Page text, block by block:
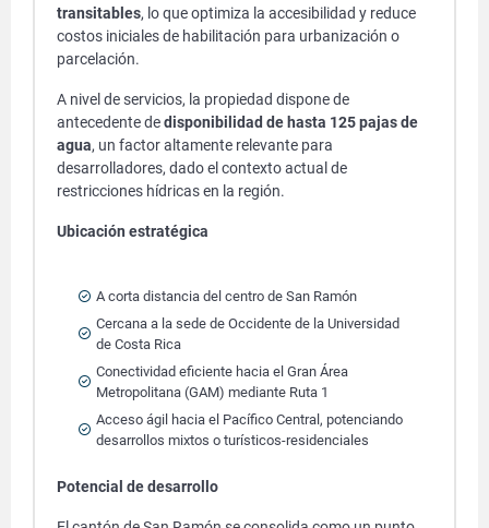
transitables, lo que optimiza la accesibilidad y reduce
costos iniciales de habilitación para urbanización o
parcelación.
A nivel de servicios, la propiedad dispone de
antecedente dedisponibilidad de hasta 125 pajas de
agua, un factor altamente relevante para
desarrolladores, dado el contexto actual de
restricciones hídricas en la región.
Ubicación estratégica
A corta distancia del centro de San Ramón
Cercana a la sede de Occidente de la Universidad
de Costa Rica
Conectividad eficiente hacia el Gran Área
Metropolitana (GAM) mediante Ruta 1
Acceso ágil hacia el Pacífico Central, potenciando
desarrollos mixtos o turísticos-residenciales
Potencial de desarrollo